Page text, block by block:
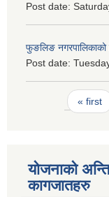
Post date:
फुङलिङ
Post date:
Pages« first
योजनाको
कागजातहरु